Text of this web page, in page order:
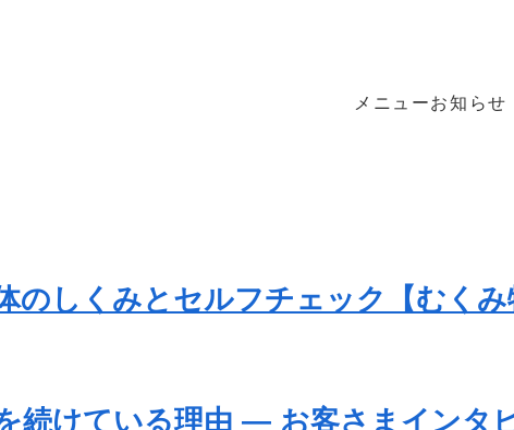
メニューお知らせ
しくみとセルフチェック【むくみ
続けている理由 ― お客さまインタ